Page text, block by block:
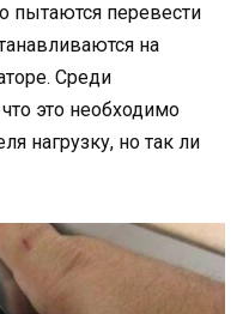
пытаются перевести
на
Среди
это необходимо
нагрузку, но так ли